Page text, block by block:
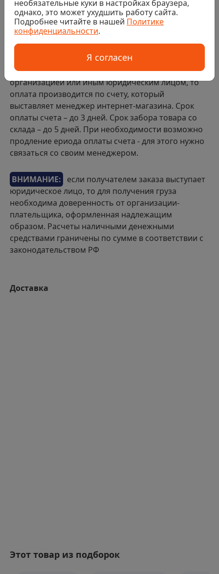
резки)
Банковской картой на сайте
Безналичный расчет
Если покупка в интернет-магазине совершается
организацией или иным юридическим лицом, то
оплата производится по счету, который
выставляет менеджер интернет-магазина. Срок
оплаты счета – до 3 дней. Срок забора товара со
склада – до 5 дней. При необходимости возможно
продление ериода оплаты счета - для этого нужно
связаться со своим менеджером.
ВНИМАНИЕ:
если получателем заказа выступает
юридическое лицо, то для получения груза
необходима доверенность от организации-
плательщика, оформленная надлежащим
образом. Расчеты наличными денежными
средствами граничены по сумме в соответствии с
законодательством РФ
Доставка
Этот товар из подборок
необязательные куки в настройках браузера,
однако, это может ухудшить работу сайта.
Подробнее читайте в нашей Политике
конфиденциальности.
Я согласен